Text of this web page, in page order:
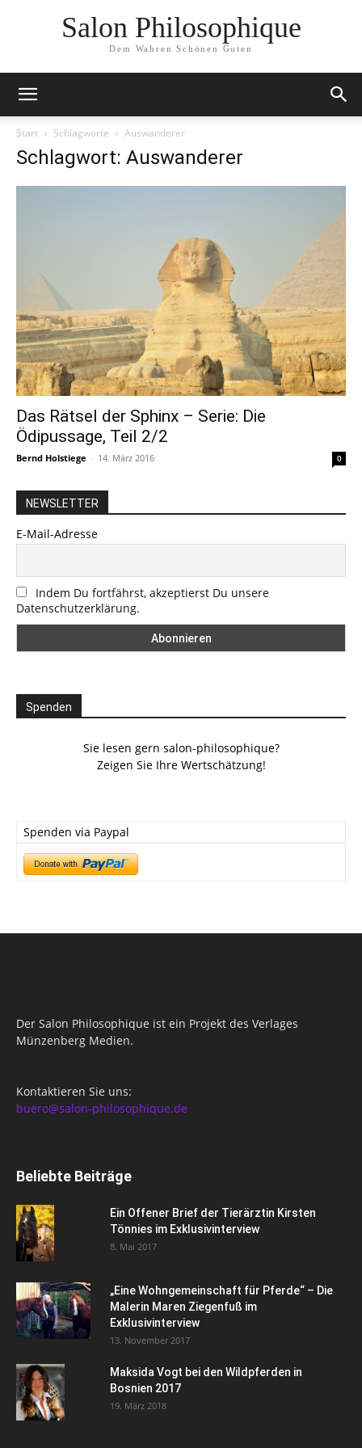
Salon Philosophique
Dem Wahren Schönen Guten
Start Schlagworte Auswanderer
Schlagwort: Auswanderer
Das Rätsel der Sphinx – Serie: Die
Ödipussage, Teil 2/2
Bernd Holstiege - 14. März 2016 0
NEWSLETTER
E-Mail-Adresse
Indem Du fortfährst, akzeptierst Du unsere
Datenschutzerklärung.
Spenden
Sie lesen gern salon-philosophique?
Zeigen Sie Ihre Wertschätzung!
Spenden via Paypal
Der Salon Philosophique ist ein Projekt des Verlages
Münzenberg Medien.
Kontaktieren Sie uns:
buero@salon-philosophique.de
Beliebte Beiträge
Ein Offener Brief der Tierärztin Kirsten
Tönnies im Exklusivinterview
8. Mai 2017
„Eine Wohngemeinschaft für Pferde“ – Die
Malerin Maren Ziegenfuß im
Exklusivinterview
13. November 2017
Maksida Vogt bei den Wildpferden in
Bosnien 2017
19. März 2018